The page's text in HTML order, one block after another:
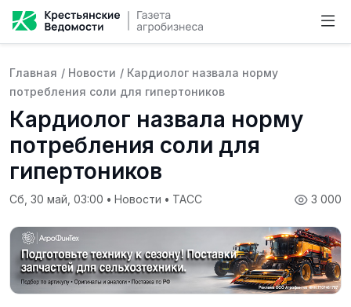
Главная / Новости / Кардиолог назвала норму
потребления соли для гипертоников
Кардиолог назвала норму
потребления соли для
гипертоников
3 000
Сб, 30 май, 03:00 • Новости • ТАСС